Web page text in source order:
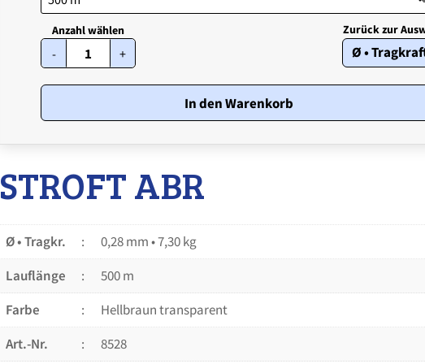
- STROFT
ABR
•
0,28
kg
+ Ø •
In den Warenkorb
STROFT ABR
Ø • Tragkr.
0,28 mm • 7,30 kg
Lauflänge
500 m
Farbe
Hellbraun transparent
Art.-Nr.
8528